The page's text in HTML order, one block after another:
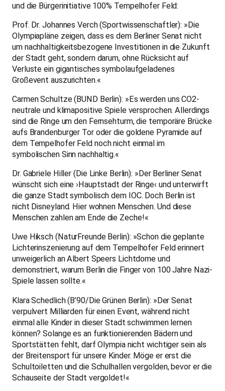
und die Bürgerinitiative 100% Tempelhofer Feld:
Prof. Dr. Johannes Verch (Sportwissenschaftler): »Die
Olympiapläne zeigen, dass es dem Berliner Senat nicht
um nachhaltigkeitsbezogene Investitionen in die Zukunft
der Stadt geht, sondern darum, ohne Rücksicht auf
Verluste ein gigantisches symbolaufgeladenes
Großevent auszurichten.«
Carmen Schultze (BUND Berlin): »Es werden uns CO2-
neutrale und klimapositive Spiele versprochen. Allerdings
sind die Ringe um den Fernsehturm, die temporäre Brücke
aufs Brandenburger Tor oder die goldene Pyramide auf
dem Tempelhofer Feld noch nicht einmal im
symbolischen Sinn nachhaltig.«
Dr. Gabriele Hiller (Die Linke Berlin): »Der Berliner Senat
wünscht sich eine ›Hauptstadt der Ringe‹ und unterwirft
die ganze Stadt symbolisch dem IOC. Doch Berlin ist
nicht Disneyland. Hier wohnen Menschen. Und diese
Menschen zahlen am Ende die Zeche!«
Uwe Hiksch (NaturFreunde Berlin): »Schon die geplante
Lichterinszenierung auf dem Tempelhofer Feld erinnert
unweigerlich an Albert Speers Lichtdome und
demonstriert, warum Berlin die Finger von 100 Jahre Nazi-
Spiele lassen sollte.«
Klara Schedlich (B’90/Die Grünen Berlin): »Der Senat
verpulvert Milliarden für einen Event, während nicht
einmal alle Kinder in dieser Stadt schwimmen lernen
können? Solange es an funktionierenden Bädern und
Sportstätten fehlt, darf Olympia nicht wichtiger sein als
der Breitensport für unsere Kinder. Möge er erst die
Schultoiletten und die Schulhallen vergolden, bevor er die
Schauseite der Stadt vergoldet!«